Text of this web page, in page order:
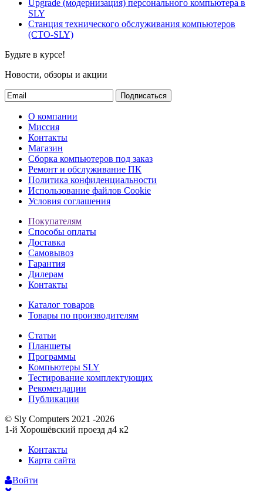
Upgrade (модернизация) персонального компьютера в
SLY
Станция технического обслуживания компьютеров
(СТО-SLY)
Будьте в курсе!
Новости, обзоры и акции
Подписаться
О компании
Миссия
Контакты
Магазин
Сборка компьютеров под заказ
Ремонт и обслуживание ПК
Политика конфиденциальности
Использование файлов Cookie
Условия соглашения
Покупателям
Способы оплаты
Доставка
Самовывоз
Гарантия
Дилерам
Контакты
Каталог товаров
Товары по производителям
Статьи
Планшеты
Программы
Компьютеры SLY
Тестирование комплектующих
Рекомендации
Публикации
© Sly Computers 2021 -2026
1-й Хорошёвский проезд д4 к2
Контакты
Карта сайта
Войти